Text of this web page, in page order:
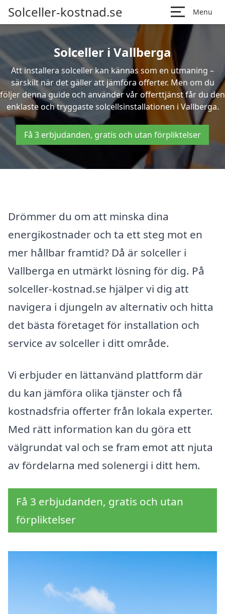
Solceller-kostnad.se Menu
Solceller i Vallberga
Att installera solceller kan kännas som en utmaning –
särskilt när det gäller att jämföra offerter. Men om du
följer denna guide och använder vår offerttjänst får du den
enklaste och tryggaste solcellsinstallationen i Vallberga.
Få 3 erbjudanden, gratis och utan förpliktelser
Drömmer du om att minska dina
energikostnader och ta ett steg mot en
mer hållbar framtid? Då är solceller i
Vallberga en utmärkt lösning för dig. På
solceller-kostnad.se hjälper vi dig att
navigera i djungeln av alternativ och hitta
det bästa företaget för installation och
service av solceller i ditt område.
Vi erbjuder en lättanvänd plattform där
du kan jämföra olika tjänster och få
kostnadsfria offerter från lokala experter.
Med rätt information kan du göra ett
välgrundat val och se fram emot att njuta
av fördelarna med solenergi i ditt hem.
Få 3 erbjudanden, gratis och utan
förpliktelser